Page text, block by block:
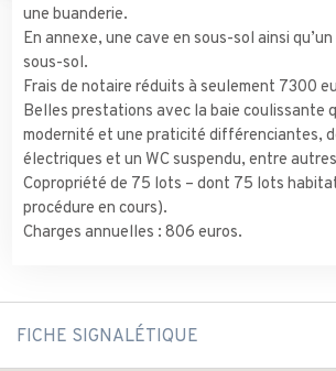
une buanderie.
En annexe, une cave en sous-sol ainsi
sous-sol.
Frais de notaire réduits à seulement 7300
Belles prestations avec la baie coulissante
modernité et une praticité différenciantes,
électriques et un WC suspendu, entre
Copropriété de 75 lots – dont 75 lots
procédure en cours).
Charges annuelles : 806 euros.
FICHE SIGNALÉTIQUE